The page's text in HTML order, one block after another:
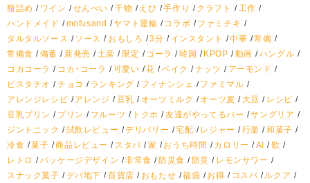
瓶詰め
ワイン せんべい 干物 えび 手作り クラフト
工作
ハンドメイド
mofusand ヤマト運輸 コラボ
ファミチキ
タルタルソース
ソース おもしろ 3分 インスタント 中華 常備
常備食
備蓄 新発売 土産 限定 コーラ 韓国 KPOP 動画
ハングル
コカコーラ
コカ・コーラ 可愛い 花 ベイク ナッツ
アーモンド
ピスタチオ
チョコ ランキング フィナンシェ
ファミマル
アレンジレシピ
アレンジ 豆乳 オーツミルク オーツ麦 大豆
レシピ
豆乳プリン
プリン フルーツ トクホ 友達がやってるバー
サングリア
ジントニック
試飲レビュー デリバリー 宅配 レジャー 行楽
和菓子
冷食 菓子 商品レビュー スタバ 家 おうち時間 カロリー AI
歌
レトロ
パッケージデザイン 非常食 防災食 防災
レモンサワー
スナック菓子
デパ地下 百貨店 おもたせ 福袋 お得 コスパ
ルクア